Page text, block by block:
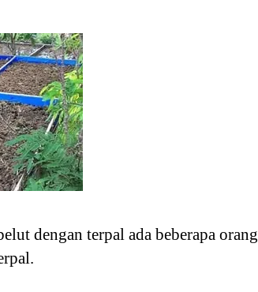
dengan terpal ada beberapa orang